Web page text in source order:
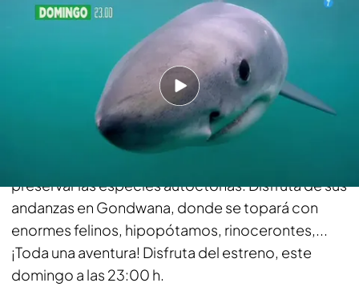
bemad.es
Programa de pesca y naturaleza presentado por
preservar las especies autóctonas. Disfruta de sus
andanzas en Gondwana, donde se topará con
enormes felinos, hipopótamos, rinocerontes,...
¡Toda una aventura! Disfruta del estreno, este
domingo a las 23:00 h.